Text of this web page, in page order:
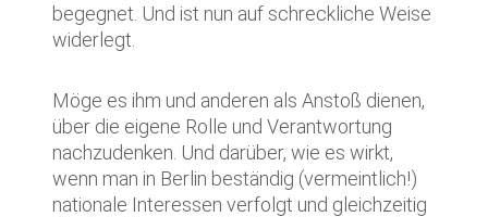
begegnet. Und ist nun auf schreckliche Weise
widerlegt.
Möge es ihm und anderen als Anstoß dienen,
über die eigene Rolle und Verantwortung
nachzudenken. Und darüber, wie es wirkt,
wenn man in Berlin beständig (vermeintlich!)
nationale Interessen verfolgt und gleichzeitig